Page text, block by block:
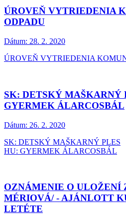
ÚROVEŇ VYTRIEDENIA
ODPADU
Dátum: 28. 2. 2020
ÚROVEŇ VYTRIEDENIA
SK: DETSKÝ MAŠKARNÝ
GYERMEK ÁLARCOSBÁL
Dátum: 26. 2. 2020
SK: DETSKÝ MAŠKARNÝ PLES
HU: GYERMEK ÁLARCOSBÁL
OZNÁMENIE O ULOŽENÍ
MÉRIOVÁ/ - AJÁNLOTT
LETÉTE